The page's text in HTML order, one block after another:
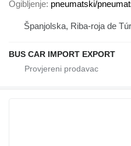
Ogibljenje pneumatski/
Španjolska, Riba-roja de
BUS CAR IMPORT EXPORT